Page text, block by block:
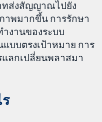
ทส่งสัญญาณไปยัง
าพมากขึ้น การรักษา
งานของระบบ
บบตรงเป้าหมาย การ
ลกเปลี่ยนพลาสมา